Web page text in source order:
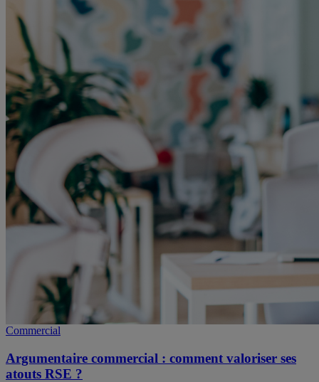
Commercial
Argumentaire commercial : comment valoriser ses
atouts RSE ?